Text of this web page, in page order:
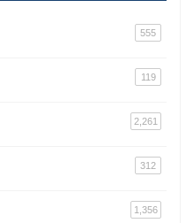
555
119
2,261
312
1,356